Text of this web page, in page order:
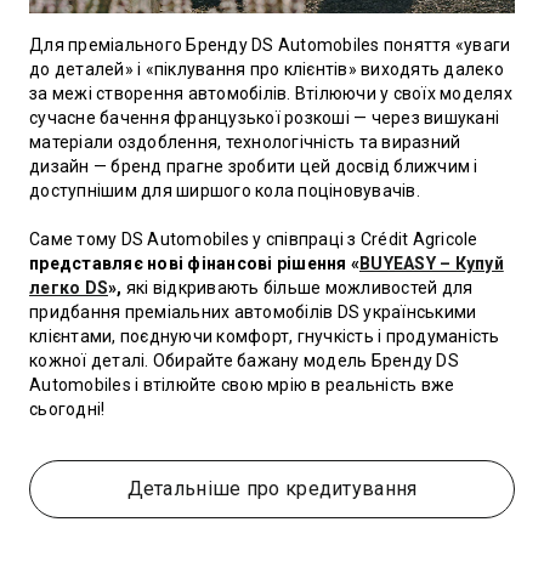
Для преміального Бренду DS Automobiles поняття «уваги
до деталей» і «піклування про клієнтів» виходять далеко
за межі створення автомобілів. Втілюючи у своїх моделях
сучасне бачення французької розкоші — через вишукані
матеріали оздоблення, технологічність та виразний
дизайн — бренд прагне зробити цей досвід ближчим і
доступнішим для ширшого кола поціновувачів.
Саме тому DS Automobiles у співпраці з Crédit Agricole
представляє нові фінансові рішення «BUYEASY – Купуй
легко DS», які відкривають більше можливостей для
придбання преміальних автомобілів DS українськими
клієнтами, поєднуючи комфорт, гнучкість і продуманість
кожної деталі. Обирайте бажану модель Бренду DS
Automobiles і втілюйте свою мрію в реальність вже
сьогодні!
Детальніше про кредитування